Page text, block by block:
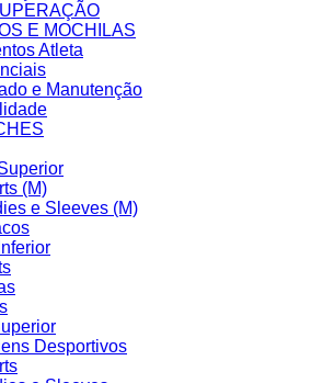
E MOCHILAS
Atleta
e Manutenção
(M)
e Sleeves (M)
Desportivos